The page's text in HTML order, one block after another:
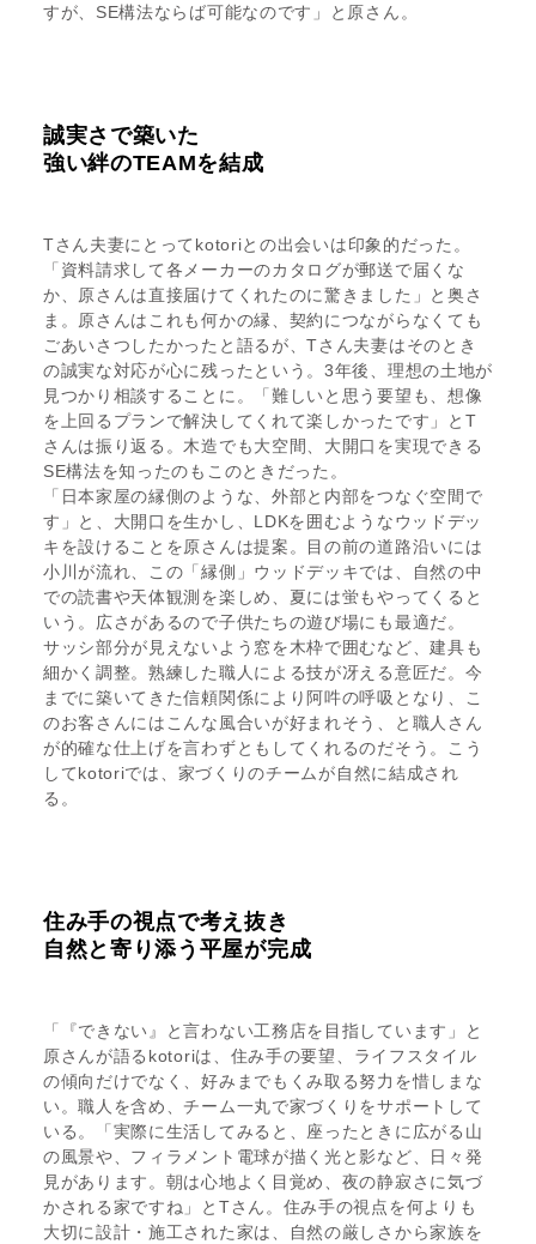
すが、SE構法ならば可能なのです」と原さん。
誠実さで築いた
強い絆のTEAMを結成
Tさん夫妻にとってkotoriとの出会いは印象的だった。
「資料請求して各メーカーのカタログが郵送で届くな
か、原さんは直接届けてくれたのに驚きました」と奥さ
ま。原さんはこれも何かの縁、契約につながらなくても
ごあいさつしたかったと語るが、Tさん夫妻はそのとき
の誠実な対応が心に残ったという。3年後、理想の土地が
見つかり相談することに。「難しいと思う要望も、想像
を上回るプランで解決してくれて楽しかったです」とT
さんは振り返る。木造でも大空間、大開口を実現できる
SE構法を知ったのもこのときだった。
「日本家屋の縁側のような、外部と内部をつなぐ空間で
す」と、大開口を生かし、LDKを囲むようなウッドデッ
キを設けることを原さんは提案。目の前の道路沿いには
小川が流れ、この「縁側」ウッドデッキでは、自然の中
での読書や天体観測を楽しめ、夏には蛍もやってくると
いう。広さがあるので子供たちの遊び場にも最適だ。
サッシ部分が見えないよう窓を木枠で囲むなど、建具も
細かく調整。熟練した職人による技が冴える意匠だ。今
までに築いてきた信頼関係により阿吽の呼吸となり、こ
のお客さんにはこんな風合いが好まれそう、と職人さん
が的確な仕上げを言わずともしてくれるのだそう。こう
してkotoriでは、家づくりのチームが自然に結成され
る。
住み手の視点で考え抜き
自然と寄り添う平屋が完成
「『できない』と言わない工務店を目指しています」と
原さんが語るkotoriは、住み手の要望、ライフスタイル
の傾向だけでなく、好みまでもくみ取る努力を惜しまな
い。職人を含め、チーム一丸で家づくりをサポートして
いる。「実際に生活してみると、座ったときに広がる山
の風景や、フィラメント電球が描く光と影など、日々発
見があります。朝は心地よく目覚め、夜の静寂さに気づ
かされる家ですね」とTさん。住み手の視点を何よりも
大切に設計・施工された家は、自然の厳しさから家族を